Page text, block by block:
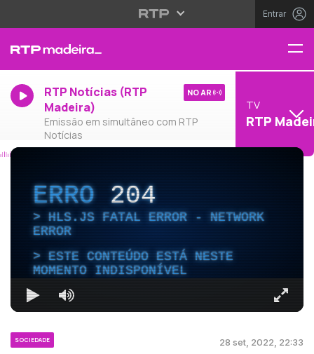
Entrar
RTP Notícias (RTP
Madeira)
Emissão em simultâneo com RTP
Notícias
NO AR
TV
RTP
ERRO204
HLS.JS FATAL ERROR - NETWORK
ERROR
ESTE CONTEÚDO ESTÁ NESTE
MOMENTO INDISPONÍVEL
SOCIEDADE 28 set, 2022, 22:33